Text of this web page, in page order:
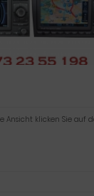
Ansicht klicken Sie auf